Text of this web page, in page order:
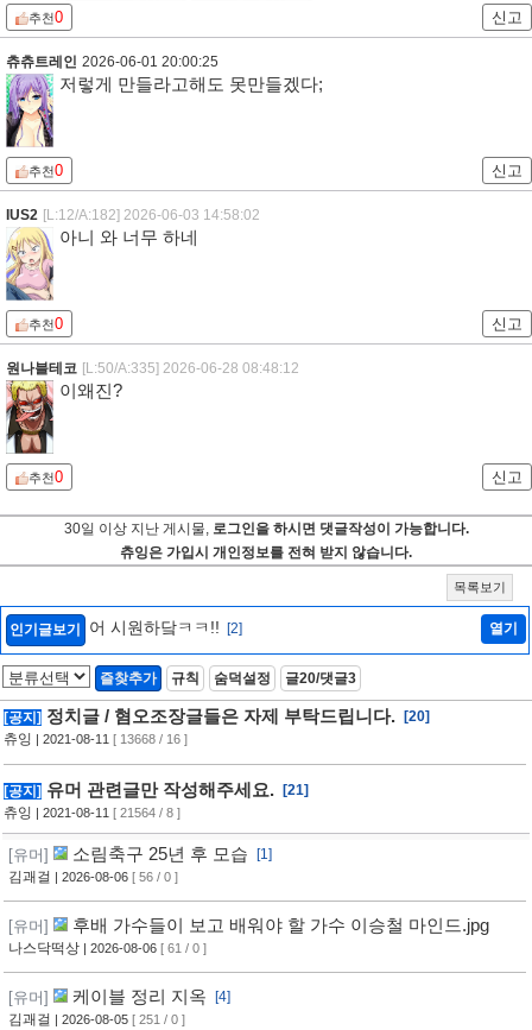
추천0 신고
츄츄트레인 2026-06-01 20:00:25
저렇게 만들라고해도 못만들겠다;
추천0 신고
IUS2 [L:12/A:182] 2026-06-03 14:58:02
아니 와 너무 하네
추천0 신고
원나블테코 [L:50/A:335] 2026-06-28 08:48:12
이왜진?
추천0 신고
30일 이상 지난 게시물,
로그인을 하시면 댓글작성이 가능합니다.
츄잉은 가입시 개인정보를 전혀 받지 않습니다.
목록보기
인기글보기 어 시원하닼ㅋㅋ!! [2] 열기
즐찾추가 규칙 숨덕설정 글20/댓글3
[공지] 정치글 / 혐오조장글들은 자제 부탁드립니다. [20]
츄잉 | 2021-08-11 [ 13668 / 16 ]
[공지] 유머 관련글만 작성해주세요. [21]
츄잉 | 2021-08-11 [ 21564 / 8 ]
[유머] 소림축구 25년 후 모습 [1]
김괘걸 | 2026-08-06 [ 56 / 0 ]
[유머] 후배 가수들이 보고 배워야 할 가수 이승철 마인드.jpg
나스닥떡상 | 2026-08-06 [ 61 / 0 ]
[유머] 케이블 정리 지옥 [4]
김괘걸 | 2026-08-05 [ 251 / 0 ]